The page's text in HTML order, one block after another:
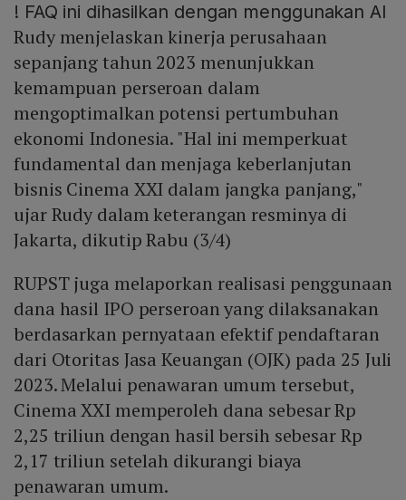
! FAQ ini dihasilkan dengan menggunakan AI
Rudy menjelaskan kinerja perusahaan
sepanjang tahun 2023 menunjukkan
kemampuan perseroan dalam
mengoptimalkan potensi pertumbuhan
ekonomi Indonesia. "Hal ini memperkuat
fundamental dan menjaga keberlanjutan
bisnis Cinema XXI dalam jangka panjang,"
ujar Rudy dalam keterangan resminya di
Jakarta, dikutip Rabu (3/4)
RUPST juga melaporkan realisasi penggunaan
dana hasil IPO perseroan yang dilaksanakan
berdasarkan pernyataan efektif pendaftaran
dari Otoritas Jasa Keuangan (OJK) pada 25 Juli
2023. Melalui penawaran umum tersebut,
Cinema XXI memperoleh dana sebesar Rp
2,25 triliun dengan hasil bersih sebesar Rp
2,17 triliun setelah dikurangi biaya
penawaran umum.